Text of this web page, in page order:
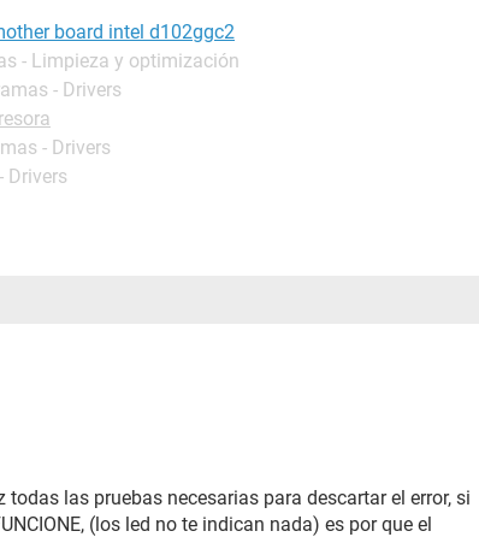
board intel d102ggc2
- Limpieza y optimización
- Drivers
- Drivers
Drivers
todas las pruebas necesarias para descartar el error, si
(los led no te indican nada) es por que el